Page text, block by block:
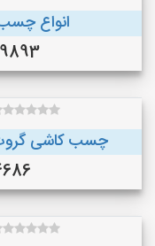
انواع چسب های 123 و
چسب کاشی